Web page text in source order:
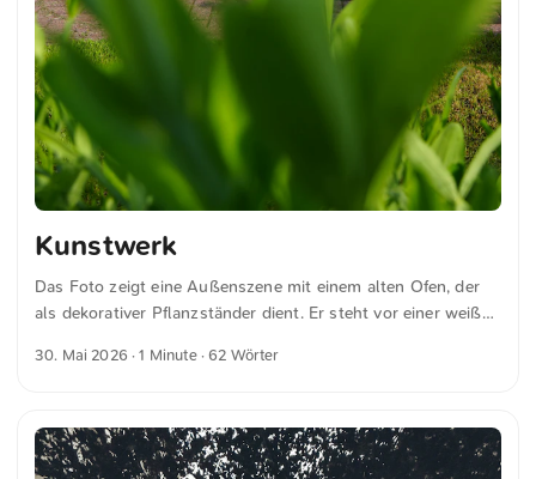
Kunstwerk
Das Foto zeigt eine Außenszene mit einem alten Ofen, der
als dekorativer Pflanzständer dient. Er steht vor einer weißen
Blumen umgeben den Ofen. Im Vordergrund rahmen grüne
kostenfrei und in voller Auflösung auf unsplash.com
runterladen. Hier geht es zum Foto
30. Mai 2026 · 1 Minute · 62 Wörter